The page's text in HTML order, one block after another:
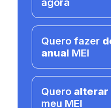
agora
Quero fazer
anual MEI
Quero alterar
meu MEI